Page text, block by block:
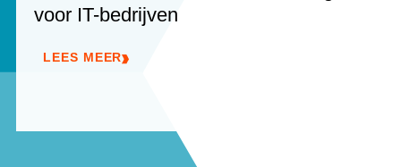
voor IT-bedrijven
LEES MEER